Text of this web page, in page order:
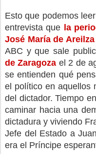
Esto que podemos
entrevista que la
José María de Areilza
ABC y que sale
de Zaragoza el 2 de
se entienden qué
el político en aquellos
del dictador. Tiempo
caminar hacia una
dictadura y viviendo
Jefe del Estado a
era el Príncipe